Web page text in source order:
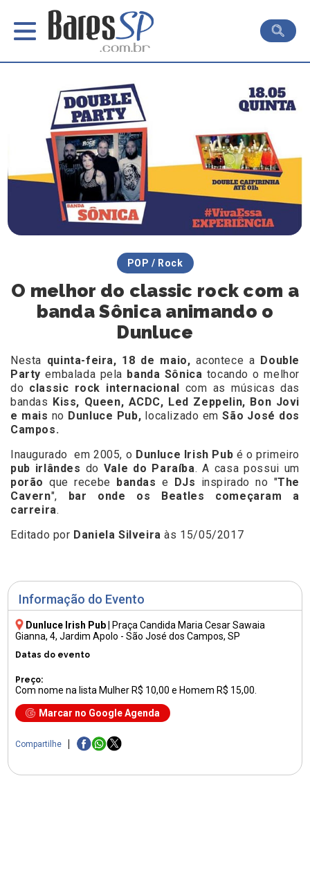
Informação do Evento
Dunluce Irish Pub
Praça Candida Maria Cesar Sawaia
Gianna, 4, Jardim Apolo - São José dos Campos, SP
Datas do evento
Preço:
Com nome na lista Mulher R$ 10,00 e Homem R$ 15,00.
Marcar no Google Agenda
Compartilhe
POP / Rock
O melhor do classic rock com a
banda Sônica animando o
Dunluce
Nesta quinta-feira, 18 de maio,acontece a Double
Partyembalada pela banda Sônica tocando o melhor
do classic rock internacional
com as músicas das
bandas Kiss, Queen, ACDC, Led Zeppelin, Bon Jovi
e mais no Dunluce Pub, localizado em São José dos
Campos.
Inaugurado em 2005, o Dunluce Irish Pub é o primeiro
pub irlândes do Vale do Paraíba. A casa possui um
porão que recebe bandas e DJs inspirado no "The
Cavern",
bar onde os Beatles começaram a
carreira.
Editado por Daniela Silveira às 15/05/2017